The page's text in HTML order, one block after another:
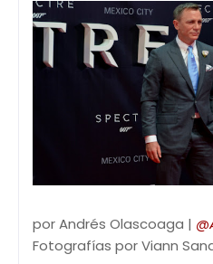
por Andrés Olascoaga |
Fotografías por Viann